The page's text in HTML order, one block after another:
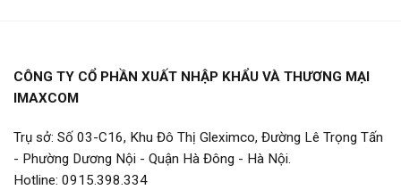
CÔNG TY CỔ PHẦN XUẤT NHẬP KHẨU VÀ THƯƠNG MẠI
IMAXCOM
Trụ sở: Số 03-C16, Khu Đô Thị Gleximco, Đường Lê Trọng Tấn
- Phường Dương Nội - Quận Hà Đông - Hà Nội.
Hotline: 0915.398.334